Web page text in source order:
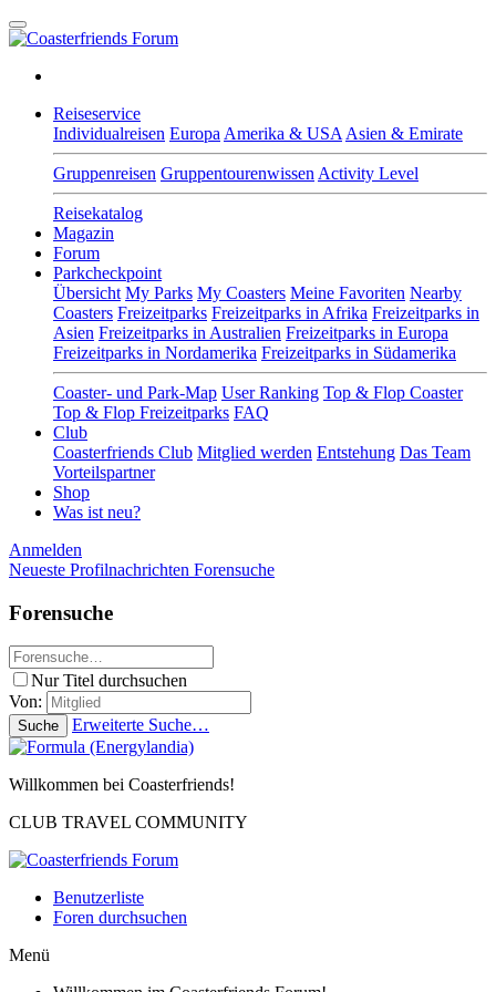
Reiseservice
Individualreisen Europa Amerika & USA Asien & Emirate
Gruppenreisen Gruppentourenwissen Activity Level
Reisekatalog
Magazin
Forum
Parkcheckpoint
Übersicht My Parks My Coasters Meine Favoriten Nearby
Coasters Freizeitparks Freizeitparks in Afrika Freizeitparks in
Asien Freizeitparks in Australien Freizeitparks in Europa
Freizeitparks in Nordamerika Freizeitparks in Südamerika
Coaster- und Park-Map User Ranking Top & Flop Coaster
Top & Flop Freizeitparks FAQ
Club
Coasterfriends Club Mitglied werden Entstehung Das Team
Vorteilspartner
Shop
Was ist neu?
Anmelden
Neueste Profilnachrichten Forensuche
Forensuche
Nur Titel durchsuchen
Von:
Suche Erweiterte Suche…
Willkommen bei Coasterfriends!
CLUB TRAVEL COMMUNITY
Benutzerliste
Foren durchsuchen
Menü